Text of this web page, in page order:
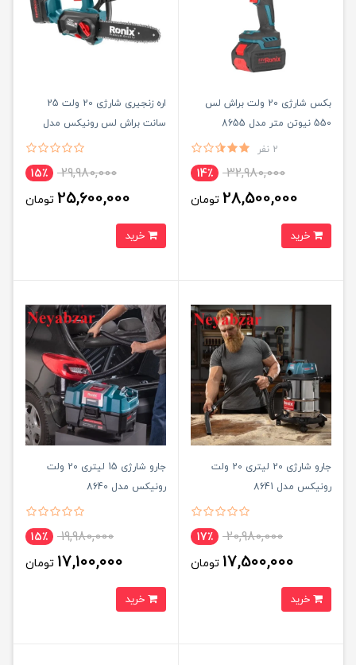
بکس شارژی 20 ولت براش لس
550 نیوتن متر مدل 8655
2 نفر
32,980,000 14٪
28,500,000 تومان
اره زنجیری شارژی 20 ولت 25
سانت براش لس رونیکس مدل
29,980,000 15٪
25,600,000 تومان
جارو شارژی 20 لیتری 20 ولت
رونیکس مدل 8641
20,980,000 17٪
17,500,000 تومان
جارو شارژی 15 لیتری 20 ولت
رونیکس مدل 8640
19,980,000 15٪
17,100,000 تومان